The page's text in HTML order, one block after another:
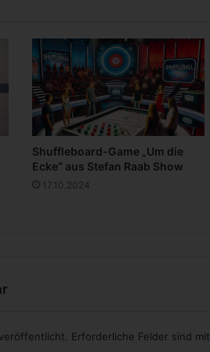
z
a
l
t
n
g
i
Shuffleboard-Game „Um die
Ecke“ aus Stefan Raab Show
17.10.2024
Erforderliche Felder sind mit